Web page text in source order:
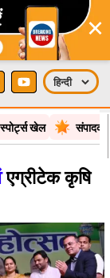
×
स्पोर्ट्स खेल
एग्रीटेक कृषि